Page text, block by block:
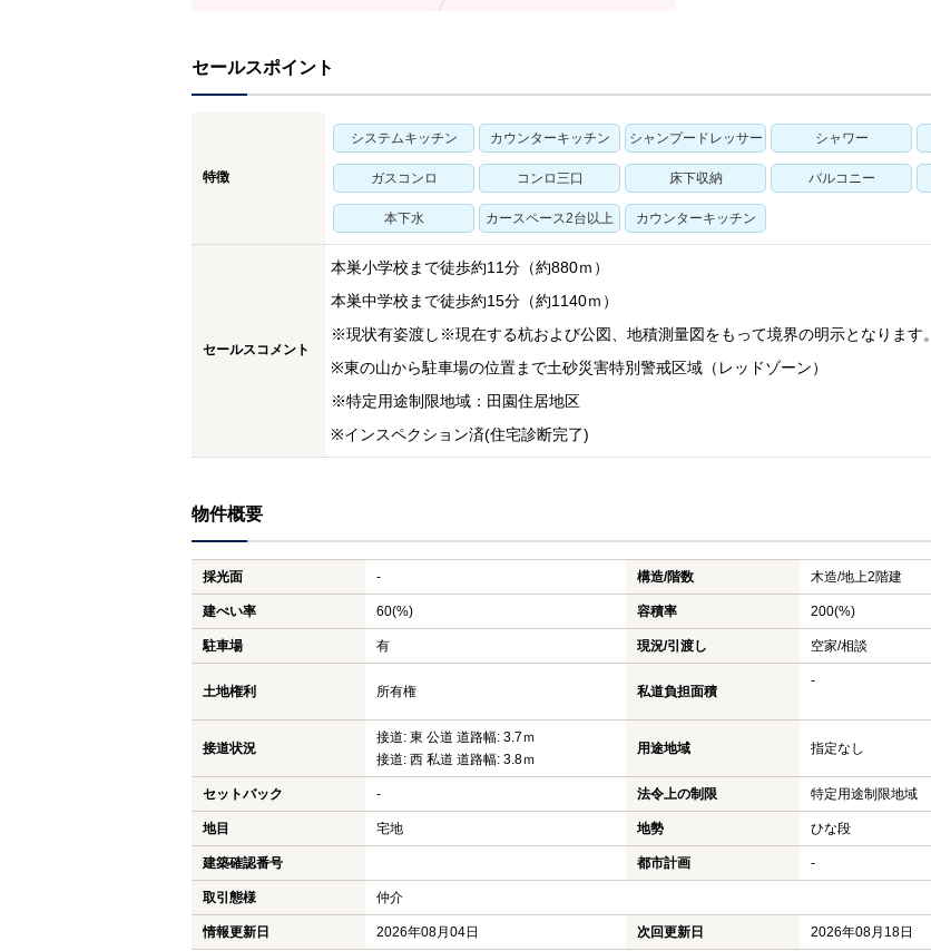
セールスポイント
特徴
システムキッチン カウンターキッチン シャンプードレッサー シャワー
ガスコンロ コンロ三口 床下収納 バルコニー
本下水 カースペース2台以上 カウンターキッチン
セールスコメント
本巣小学校まで徒歩約11分（約880ｍ）
本巣中学校まで徒歩約15分（約1140ｍ）
※現状有姿渡し※現在する杭および公図、地積測量図をもって境界の明示となります。
※東の山から駐車場の位置まで土砂災害特別警戒区域（レッドゾーン）
※特定用途制限地域：田園住居地区
※インスペクション済(住宅診断完了)
物件概要
採光面 - 構造/階数 木造/地上2階建
建ぺい率 60(%) 容積率 200(%)
駐車場 有 現況/引渡し 空家/相談
土地権利 所有権 私道負担面積
-
接道状況
接道: 東 公道 道路幅: 3.7ｍ
接道: 西 私道 道路幅: 3.8ｍ
用途地域 指定なし
セットバック - 法令上の制限 特定用途制限地域
地目 宅地 地勢 ひな段
建築確認番号 都市計画 -
取引態様 仲介
情報更新日 2026年08月04日 次回更新日
2026年08月18日